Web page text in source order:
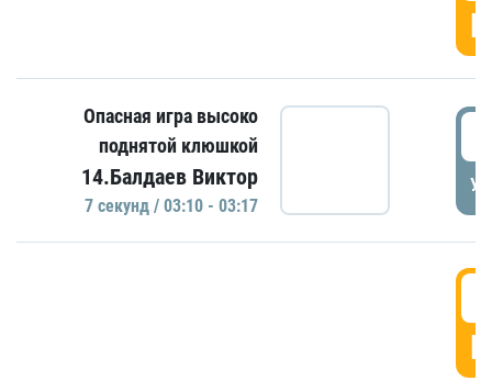
Опасная игра высоко
поднятой клюшкой
14.Балдаев Виктор
7 секунд / 03:10 - 03:17